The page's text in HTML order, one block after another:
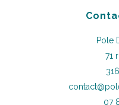
Pole
71
07